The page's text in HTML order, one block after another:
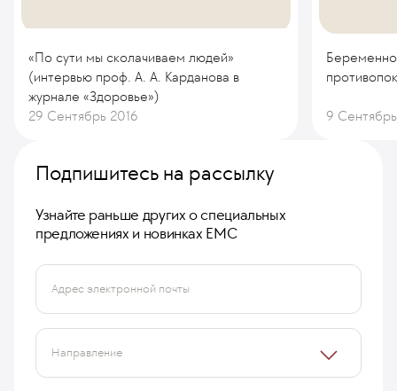
«По сути мы сколачиваем людей»
(интервью проф. А. А. Карданова в
журнале «Здоровье»)
29 Сентябрь 2016
9
Подпишитесь на рассылку
Узнайте раньше других о специальных
предложениях и новинках ЕМС
Адрес электронной почты
Направление